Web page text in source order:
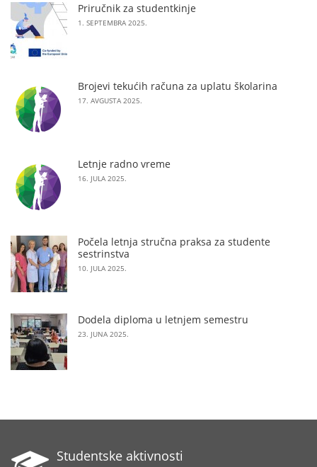
Priručnik za studentkinje
1. SEPTEMBRA 2025.
Brojevi tekućih računa za uplatu školarina
17. AVGUSTA 2025.
Letnje radno vreme
16. JULA 2025.
Počela letnja stručna praksa za studente
sestrinstva
10. JULA 2025.
Dodela diploma u letnjem semestru
23. JUNA 2025.
Studentske aktivnosti